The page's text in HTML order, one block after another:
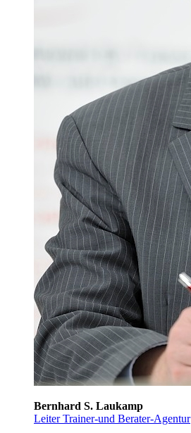
Bernhard S. Laukamp
Leiter Trainer-und Berater-Agentur